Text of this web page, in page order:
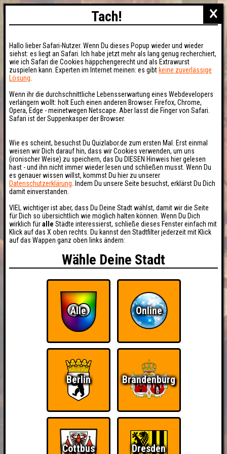
×
Tach!
Hallo lieber Safari-Nutzer. Wenn Du dieses Popup wieder und wieder
siehst: es liegt an Safari. Ich habe jetzt mehr als lang genug recherchiert,
wie ich Safari die Cookies häppchengerecht und als Extrawurst
zuspielen kann. Experten im Internet meinen: es gibt keine zuverlässige
Lösung
Wenn ihr die durchschnittliche Lebensserwartung eines Webdevelopers
verlängern wollt: holt Euch einen anderen Browser. Firefox, Chrome,
Opera, Edge - meinetwegen Netscape. Aber lasst die Finger von Safari.
Safari ist der Suppenkasper der Browser.
Wie es scheint, besuchst Du Quizlabor.de zum ersten Mal. Erst einmal
weisen wir Dich darauf hin, dass wir Cookies verwenden, um uns
(ironischer Weise) zu speichern, das Du DIESEN Hinweis hier gelesen
hast - und ihn nicht immer wieder lesen und schließen musst. Wenn Du
es genauer wissen willst, kommst Du hier zu unserer
Datenschutzerklärung . Indem Du unsere Seite besuchst, erklärst Du Dich
damit einverstanden.
VIEL wichtiger ist aber, dass Du Deine Stadt wählst, damit wir die Seite
für Dich so übersichtlich wie möglich halten können. Wenn Du Dich
wirklich füralle Städte interessierst, schließe dieses Fenster einfach mit
Klick auf das X oben rechts. Du kannst den Stadtfilter jederzeit mit Klick
auf das Wappen ganz oben links ändern:
Wähle Deine Stadt
Alle Online
Berlin Brandenburg
Cottbus Dresden